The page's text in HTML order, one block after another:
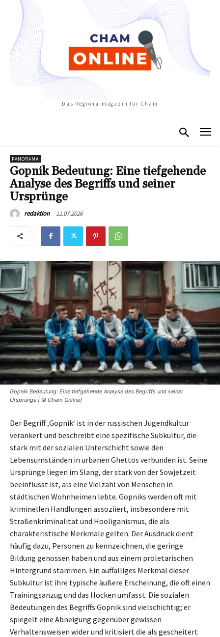
Das Regionalmagazin für Cham
PANORAMA
Gopnik Bedeutung: Eine tiefgehende
Analyse des Begriffs und seiner
Ursprünge
redaktion 11.07.2026
Gopnik Bedeutung: Eine tiefgehende Analyse des Begriffs und seiner
Ursprünge | © Cham Online)
Der Begriff ‚Gopnik‘ ist in der russischen Jugendkultur
verankert und beschreibt eine spezifische Subkultur, die
stark mit der sozialen Unterschicht sowie den
Lebensumständen in urbanen Ghettos verbunden ist. Seine
Ursprünge liegen im Slang, der stark von der Sowjetzeit
beeinflusst ist, als eine Vielzahl von Menschen in
städtischen Wohnheimen lebte. Gopniks werden oft mit
kriminellen Handlungen assoziiert, insbesondere mit
Straßenkriminalität und Hooliganismus, die als
charakteristische Merkmale gelten. Der Ausdruck dient
häufig dazu, Personen zu kennzeichnen, die geringe
Bildung genossen haben und aus einem proletarischen
Hintergrund stammen. Ein auffälliges Merkmal dieser
Subkultur ist ihre typische äußere Erscheinung, die oft einen
Trainingsanzug und das Hocken umfasst. Die sozialen
Bedeutungen des Begriffs Gopnik sind vielschichtig; er
spiegelt eine Abneigung gegenüber gewissen
Verhaltensweisen wider und kritisiert die als gescheitert